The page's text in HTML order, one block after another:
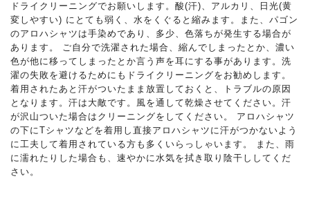
ドライクリーニングでお願いします。酸(汗)、アルカリ、日光(黄
変しやすい) にとても弱く、水をくぐると縮みます。また、パゴン
のアロハシャツは手染めであり、多少、色落ちが発生する場合が
あります。 ご自分で洗濯された場合、縮んでしまったとか、濃い
色が他に移ってしまったとか言う声を耳にする事があります。洗
濯の失敗を避けるためにもドライクリーニングをお勧めします。
着用されたあと汗がついたまま放置しておくと、トラブルの原因
となります。汗は大敵です。風を通して乾燥させてください。汗
が沢山ついた場合はクリーニングをしてください。 アロハシャツ
の下にTシャツなどを着用し直接アロハシャツに汗がつかないよう
に工夫して着用されている方も多くいらっしゃいます。 また、雨
に濡れたりした場合も、速やかに水気を拭き取り陰干ししてくだ
さい。